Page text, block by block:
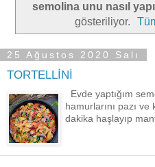
semolina unu nasıl
gösteriliyor.
25 Ağustos 2020 Salı
TORTELLİNİ
Evde yaptığım
hamurlarını pazı
dakika haşlayıp